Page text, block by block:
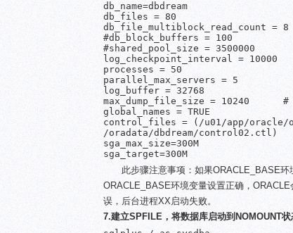
db_name=dbdream
db_files = 80
#db_block_buffers = 100
#shared_pool_size =
log_checkpoint_interval = 10000
processes = 50
parallel_max_servers = 5
log_buffer = 32768
max_dump_file_size = 10240
global_names = TRUE
control_files = (/u01/app/oracle/
/oradata/dbdream/control02.ctl)
sga_max_size=300M
sga_target=300M
此步骤注意事项：如果ORACLE_BASE
ORACLE_BASE环境变量设置正确，
误，后台进程XX启动失败。
7.建立SPFILE，将数据库启动到NOMOUNT状